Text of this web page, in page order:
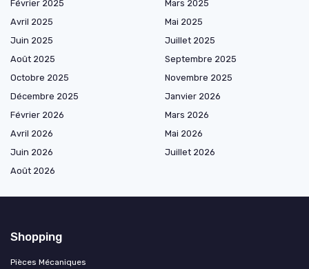
Février 2025
Mars 2025
Avril 2025
Mai 2025
Juin 2025
Juillet 2025
Août 2025
Septembre 2025
Octobre 2025
Novembre 2025
Décembre 2025
Janvier 2026
Février 2026
Mars 2026
Avril 2026
Mai 2026
Juin 2026
Juillet 2026
Août 2026
Shopping
Pièces Mécaniques